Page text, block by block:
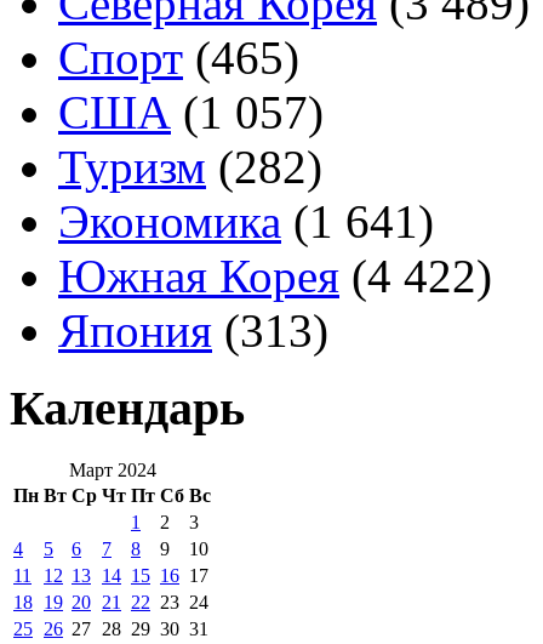
Спорт (465)
США (1 057)
Туризм (282)
Экономика (1 641)
Южная Корея (4 422)
Япония (313)
Календарь
Март 2024
Пн Вт Ср Чт Пт Сб Вс
1 2
3
4
5 6 7 8 9
10
11
12 13 14 15 16 17
18 19 20 21 22 23 24
25 26 27 28 29 30 31